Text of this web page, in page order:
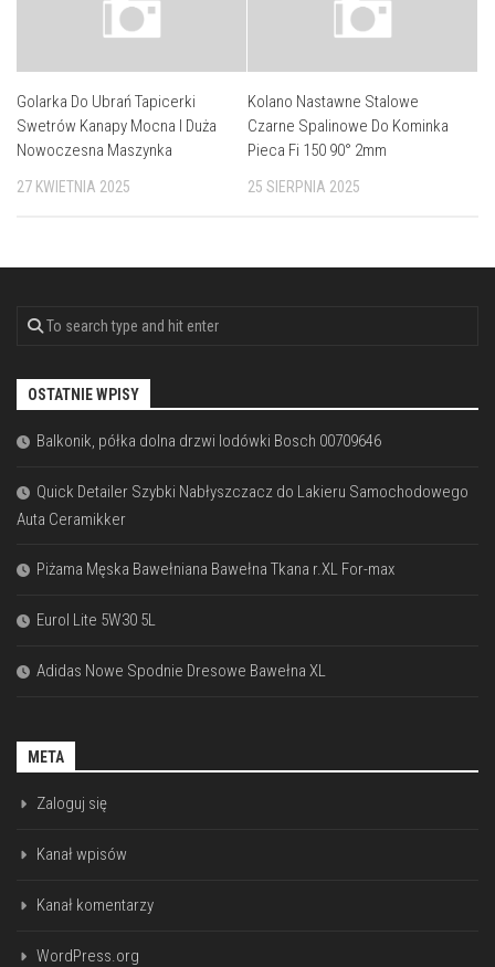
Golarka Do Ubrań Tapicerki
Swetrów Kanapy Mocna I Duża
Nowoczesna Maszynka
27 KWIETNIA 2025
Kolano Nastawne Stalowe
Czarne Spalinowe Do Kominka
Pieca Fi 150 90° 2mm
25 SIERPNIA 2025
OSTATNIE WPISY
Balkonik, półka dolna drzwi lodówki Bosch 00709646
Quick Detailer Szybki Nabłyszczacz do Lakieru Samochodowego
Auta Ceramikker
Piżama Męska Bawełniana Bawełna Tkana r.XL For-max
Eurol Lite 5W30 5L
Adidas Nowe Spodnie Dresowe Bawełna XL
META
Zaloguj się
Kanał wpisów
Kanał komentarzy
WordPress.org